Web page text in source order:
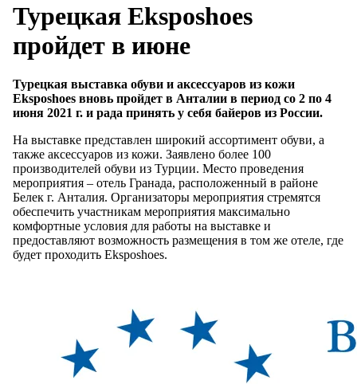
Турецкая Eksposhoes
пройдет в июне
Турецкая выставка обуви и аксессуаров из кожи
Eksposhoes вновь пройдет в Анталии в период со 2 по 4
июня 2021 г. и рада принять у себя байеров из России.
На выставке представлен широкий ассортимент обуви, а
также аксессуаров из кожи. Заявлено более 100
производителей обуви из Турции. Место проведения
мероприятия – отель Гранада, расположенный в районе
Белек г. Анталия. Организаторы мероприятия стремятся
обеспечить участникам мероприятия максимально
комфортные условия для работы на выставке и
предоставляют возможность размещения в том же отеле, где
будет проходить Eksposhoes.